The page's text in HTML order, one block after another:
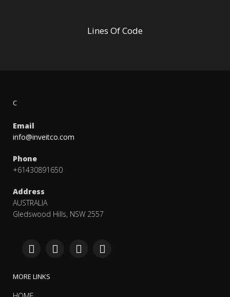
Lines Of Code
C
Email
info@inveitco.com
Phone
+61430891650
Address
AUSTRALIA
Gledswood Hills, NSW 2557
MORE LINKS